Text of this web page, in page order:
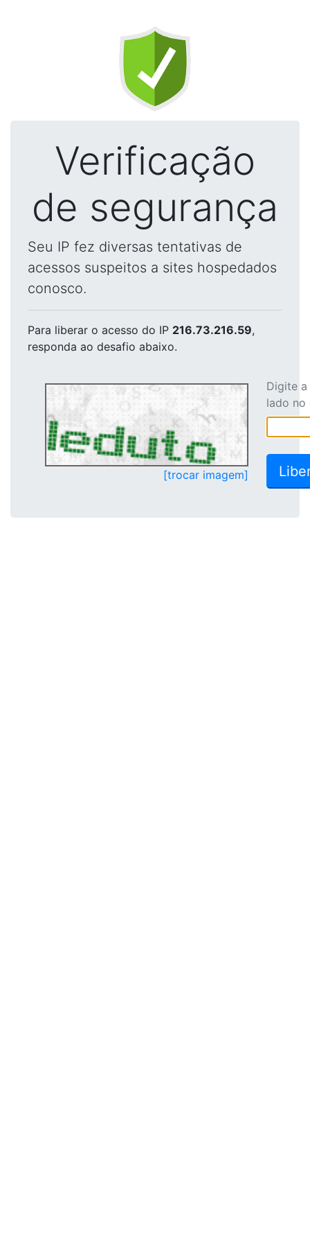
Verificação
de segurança
Seu IP fez diversas tentativas de
acessos suspeitos a sites hospedados
conosco.
Para liberar o acesso do IP 216.73.216.59,
responda ao desafio abaixo.
[trocar imagem]
Digite
lado no